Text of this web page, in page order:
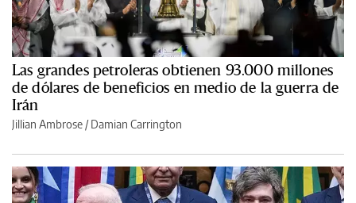
Las grandes petroleras obtienen 93.000 millones
de dólares de beneficios en medio de la guerra de
Irán
Jillian Ambrose / Damian Carrington